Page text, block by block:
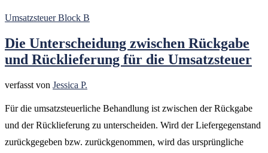
Umsatzsteuer Block B
Die Unterscheidung zwischen Rückgabe
und Rücklieferung für die Umsatzsteuer
verfasst von Jessica P.
Für die umsatzsteuerliche Behandlung ist zwischen der Rückgabe
und der Rücklieferung zu unterscheiden. Wird der Liefergegenstand
zurückgegeben bzw. zurückgenommen, wird das ursprüngliche